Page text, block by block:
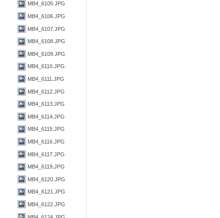
MB4_6105.JPG
MB4_6106.JPG
MB4_6107.JPG
MB4_6108.JPG
MB4_6109.JPG
MB4_6110.JPG
MB4_6111.JPG
MB4_6112.JPG
MB4_6113.JPG
MB4_6114.JPG
MB4_6115.JPG
MB4_6116.JPG
MB4_6117.JPG
MB4_6119.JPG
MB4_6120.JPG
MB4_6121.JPG
MB4_6122.JPG